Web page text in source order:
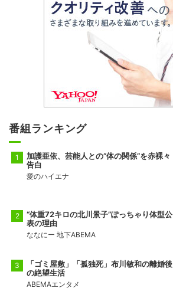
番組ランキング
加護亜依、芸能人との“体の関係”を赤裸々
告白
愛のハイエナ
“体重72キロの北川景子”ぽっちゃり体型公
表の理由
ななにー 地下ABEMA
「ゴミ屋敷」「孤独死」布川敏和の離婚後
の絶望生活
ABEMAエンタメ